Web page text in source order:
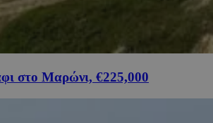
στο Μαρώνι, €225,000